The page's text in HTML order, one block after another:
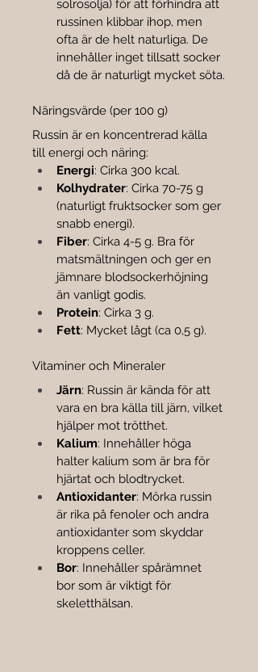
solrosolja) för att förhindra att
russinen klibbar ihop, men
ofta är de helt naturliga. De
innehåller inget tillsatt socker
då de är naturligt mycket söta.
Näringsvärde (per 100 g)
Russin är en koncentrerad källa
till energi och näring:
Energi: Cirka 300 kcal.
Kolhydrater: Cirka 70-75 g
(naturligt fruktsocker som ger
snabb energi).
Fiber: Cirka 4-5 g. Bra för
matsmältningen och ger en
jämnare blodsockerhöjning
än vanligt godis.
Protein: Cirka 3 g.
Fett: Mycket lågt (ca 0,5 g).
Vitaminer och Mineraler
Järn: Russin är kända för att
vara en bra källa till järn, vilket
hjälper mot trötthet.
Kalium: Innehåller höga
halter kalium som är bra för
hjärtat och blodtrycket.
Antioxidanter: Mörka russin
är rika på fenoler och andra
antioxidanter som skyddar
kroppens celler.
Bor: Innehåller spårämnet
bor som är viktigt för
skeletthälsan.